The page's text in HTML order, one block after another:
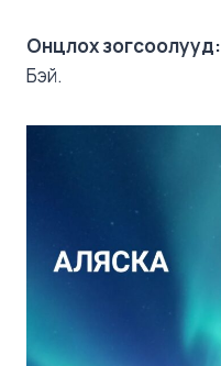
Онцлох зогсоолууд:
Бэй.